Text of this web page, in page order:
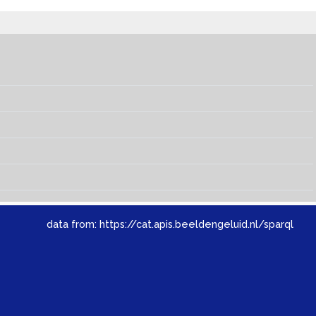
data from: https://cat.apis.beeldengeluid.nl/sparql